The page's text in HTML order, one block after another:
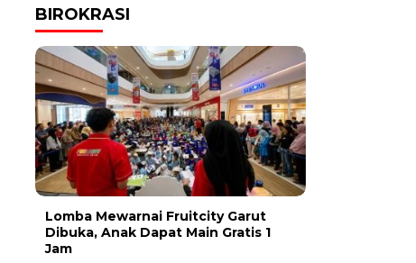
BIROKRASI
Lomba Mewarnai Fruitcity Garut
Dibuka, Anak Dapat Main Gratis 1
Jam